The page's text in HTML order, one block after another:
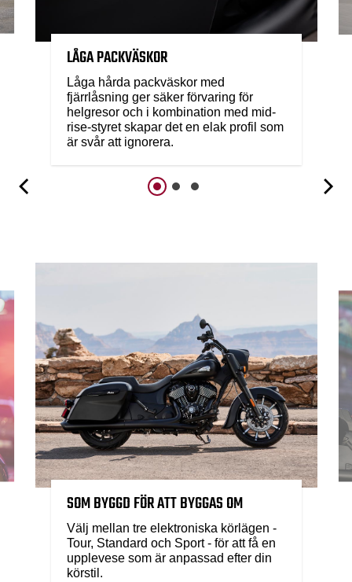
LÅGA PACKVÄSKOR
Låga hårda packväskor med
fjärrlåsning ger säker förvaring för
helgresor och i kombination med mid-
rise-styret skapar det en elak profil som
är svår att ignorera.
SOM BYGGD FÖR ATT BYGGAS OM
Välj mellan tre elektroniska körlägen -
Tour, Standard och Sport - för att få en
upplevese som är anpassad efter din
körstil.